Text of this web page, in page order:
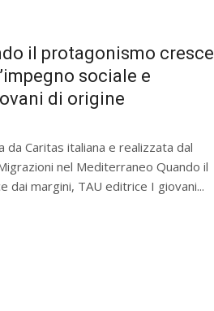
il protagonismo cresce
sociale e
di origine
da Caritas italiana e realizzata dal
nel Mediterraneo Quando il
dai margini, TAU editrice I giovani...